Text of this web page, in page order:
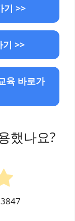
기 >>
기 >>
육 바로가
했나요?